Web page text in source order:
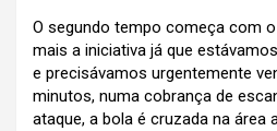
O segundo tempo começa com
mais a iniciativa já que
e precisávamos urgentemente
minutos, numa cobrança de
ataque, a bola é cruzada na área